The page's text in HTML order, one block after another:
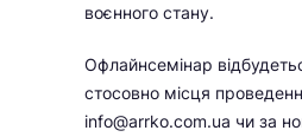
воєнного стану.
Офлайнсемінар
стосовно місця
info@arrko.com.ua чи за